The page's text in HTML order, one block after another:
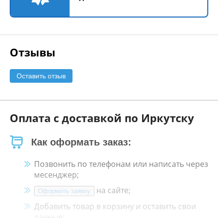
Отзывы
Оставить отзыв
Оплата с доставкой по Иркутску
Как оформать заказ:
Позвонить по телефонам или написать через
месенджер;
Оформить заявку
на сайте;
Добавить товар в корзину и оставить свои